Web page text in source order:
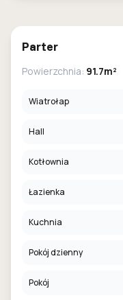
Parter
Powierzchnia: 91.7m²
Wiatrołap
Hall
Kotłownia
Łazienka
Kuchnia
Pokój dzienny
Pokój